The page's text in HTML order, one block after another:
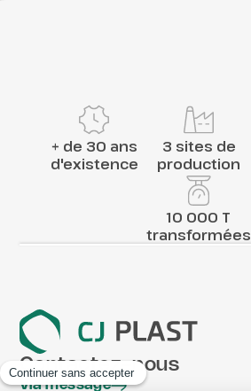
+ de 30 ans
d'existence
3 sites de
production
10 000 T
transformées
Contactez-nous
Via message